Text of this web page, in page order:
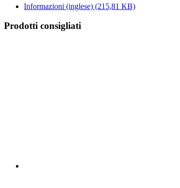
Informazioni (inglese) (215,81 KB)
Prodotti consigliati